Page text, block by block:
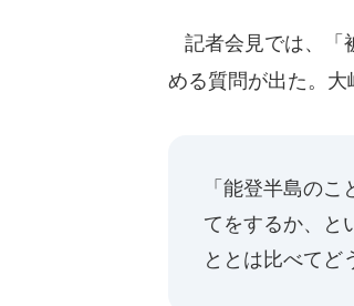
記者会見では、「
める質問が出た。大
「能登半島の
てをするか、と
ととは比べてど